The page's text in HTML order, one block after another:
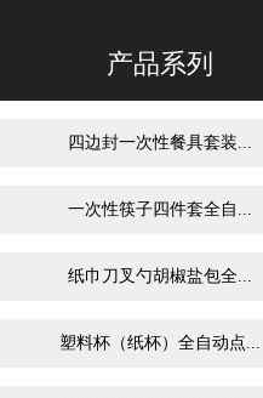
产品系列
四边封一次性餐具套装...
一次性筷子四件套全自...
纸巾刀叉勺胡椒盐包全...
塑料杯（纸杯）全自动点...